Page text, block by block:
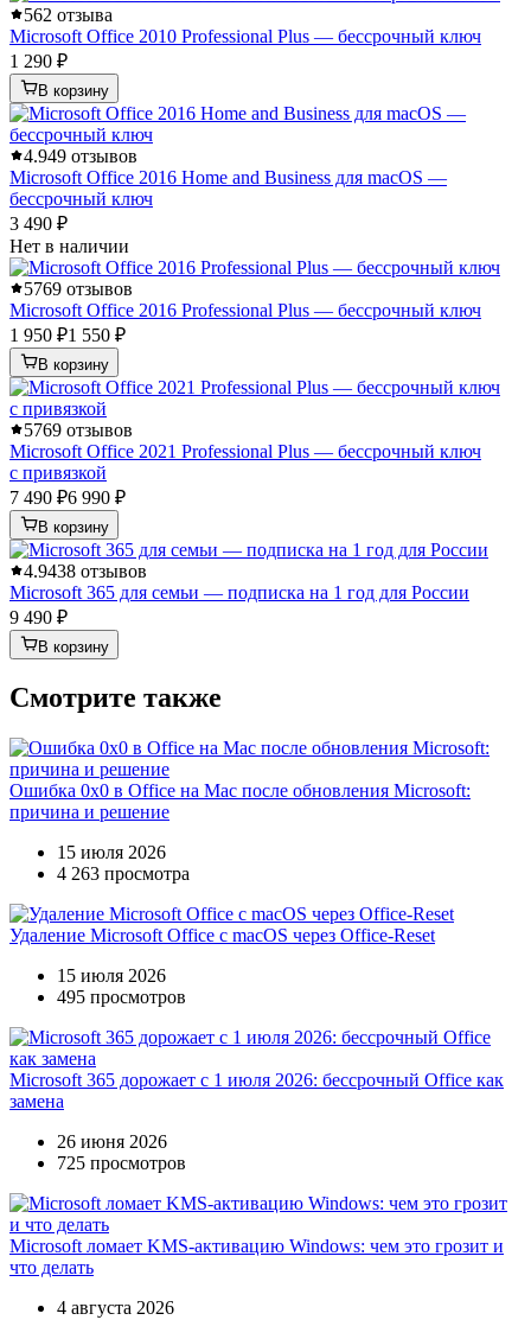
562 отзыва
Microsoft Office 2010 Professional Plus — бессрочный ключ
1 290 ₽
В корзину
4.949 отзывов
Microsoft Office 2016 Home and Business для macOS —
бессрочный ключ
3 490 ₽
Нет в наличии
5769 отзывов
Microsoft Office 2016 Professional Plus — бессрочный ключ
1 950 ₽1 550 ₽
В корзину
5769 отзывов
Microsoft Office 2021 Professional Plus — бессрочный ключ
с привязкой
7 490 ₽6 990 ₽
В корзину
4.9438 отзывов
Microsoft 365 для семьи — подписка на 1 год для России
9 490 ₽
В корзину
Смотрите также
Ошибка 0x0 в Office на Mac после обновления Microsoft:
причина и решение
15 июля 2026
4 263 просмотра
Удаление Microsoft Office с macOS через Office-Reset
15 июля 2026
495 просмотров
Microsoft 365 дорожает с 1 июля 2026: бессрочный Office как
замена
26 июня 2026
725 просмотров
Microsoft ломает KMS-активацию Windows: чем это грозит и
что делать
4 августа 2026